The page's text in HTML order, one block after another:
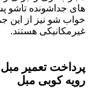
های جداشونده تاشو
خواب شو نیز از این
غیرمکانیکی هستند.
پرداخت تعمیر
رویه کوبی مبل